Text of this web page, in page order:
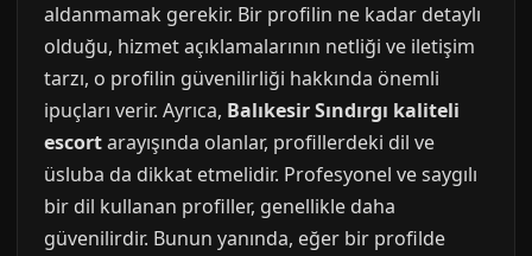
aldanmamak gerekir. Bir profilin ne kadar detaylı
olduğu, hizmet açıklamalarının netliği ve iletişim
tarzı, o profilin güvenilirliği hakkında önemli
ipuçları verir. Ayrıca, Balıkesir Sındırgı kaliteli
escortarayışında olanlar, profillerdeki dil ve
üsluba da dikkat etmelidir. Profesyonel ve saygılı
bir dil kullanan profiller, genellikle daha
güvenilirdir. Bunun yanında, eğer bir profilde